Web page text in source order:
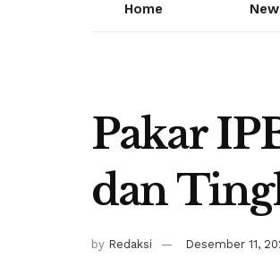
Home
Pakar
dan
by Redaksi Desember 11,